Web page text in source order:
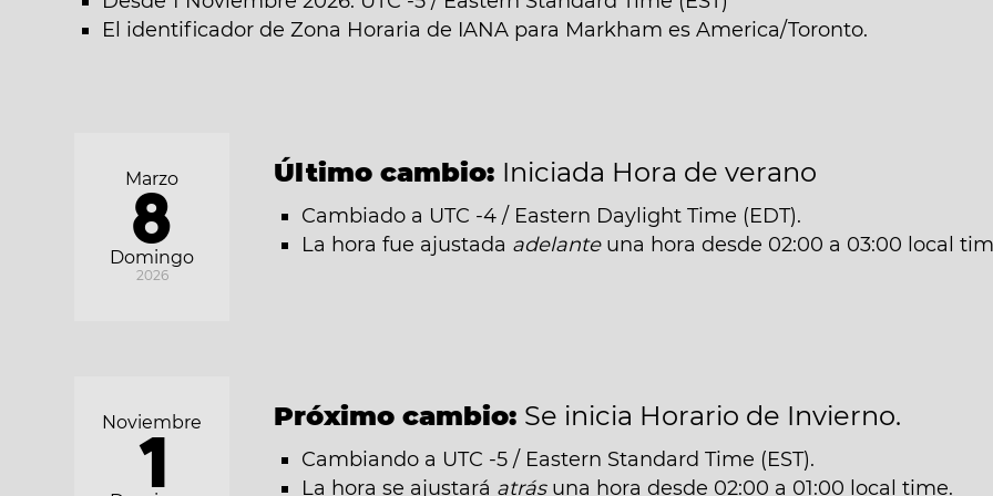
El identificador de Zona Horaria de IANA para Markham es America/Toronto.
Domingo
Marzo
8
2026
Último cambio: Iniciada Hora de verano
Cambiado a UTC -4 / Eastern Daylight Time (EDT).
La hora fue ajustada adelanteuna hora desde 02:00 a 03:00 local
Noviembre
1
Próximo cambio: Se inicia Horario de Invierno.
Cambiando a UTC -5 / Eastern Standard Time (EST).
La hora se ajustará atrásuna hora desde 02:00 a 01:00 local time.